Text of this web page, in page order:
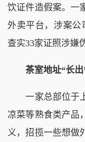
饮证件造假案。一
外卖平台，涉案公
查实33家证照涉嫌
茶室地址“长
一家总部位于上
凉菜等熟食类产品
义，招揽一些想做